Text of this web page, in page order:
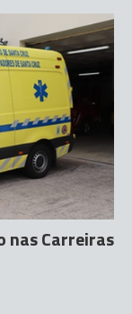
nas Carreiras